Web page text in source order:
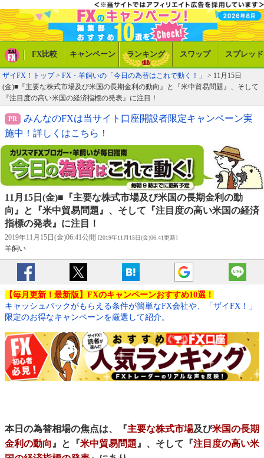
FX比較 キャンペーン ランキング スワップ スプレッド
ザイFX！トップ> FX・羊飼いの「今日の為替はこれで動く！」
> 11月15日
(金)■『主要な株式市場及び米国の長期金利の動向』と『米中貿易問題』、そして
『注目度の高い米国の経済指標の発表』に注目！
みんなのFXは当サイト口座開設者限定キャンペーン実
施中！詳しくはこちら！
11月15日(金)■『主要な株式市場及び米国の長期金利の動
向』と『米中貿易問題』、そして『注目度の高い米国の経済
指標の発表』に注目！
2019年11月15日(金)06:41公開 [2019年11月15日(金)06:41更新]
羊飼い
【毎月更新！最新版】FXのキャンペーンおすすめ10選！
キャッシュバックがもらえる条件が簡単なFX会社や、「ザイFX！」
限定のお得なキャンペーンを厳選して紹介。
本日の為替相場の焦点は、『主要な株式市場及び米国の長期
金利の動向』と『米中貿易問題』、そして『注目度の高い米